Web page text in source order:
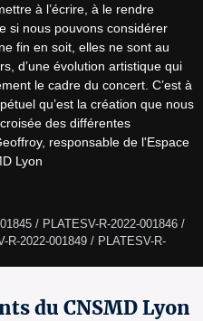
à l’écrire, à le rendre
si nous pouvons considérer
fin en soit, elles ne sont au
d’une évolution artistique qui
le cadre du concert. C’est à
qu’est la création que nous
des différentes
responsable de l'Espace
Lyon
/ PLATESV-R-2022-001846 /
R-2022-001849 / PLATESV-R-
du CNSMD Lyon